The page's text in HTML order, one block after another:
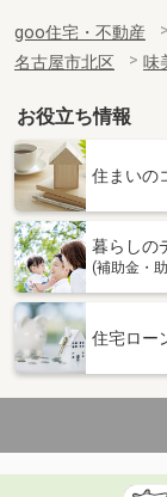
goo住宅・不動産
名古屋市北区
味
お役立ち情報
住まいの
暮らしの
(補助金・
住宅ロー